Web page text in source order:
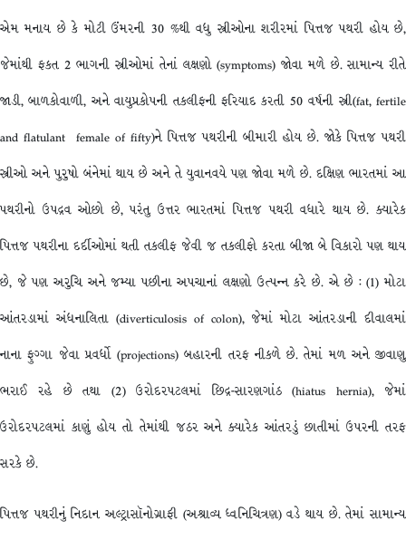
એમ મનાય છે કે મોટી ઉંમરની 30 %થી વધુ સ્ત્રીઓના શરીરમાં પિત્તજ પથરી હોય છે,
જેમાંથી ફકત 2 ભાગની સ્ત્રીઓમાં તેનાં લક્ષણો (symptoms) જોવા મળે છે. સામાન્ય રીતે
જાડી, બાળકોવાળી, અને વાયુપ્રકોપની તકલીફની ફરિયાદ કરતી 50 વર્ષની સ્ત્રી(fat, fertile
and flatulant female of fifty)ને પિત્તજ પથરીની બીમારી હોય છે. જોકે પિત્તજ પથરી
સ્ત્રીઓ અને પુરુષો બંનેમાં થાય છે અને તે યુવાનવયે પણ જોવા મળે છે. દક્ષિણ ભારતમાં આ
પથરીનો ઉપદ્રવ ઓછો છે, પરંતુ ઉત્તર ભારતમાં પિત્તજ પથરી વધારે થાય છે. ક્યારેક
પિત્તજ પથરીના દર્દીઓમાં થતી તકલીફ જેવી જ તકલીફો કરતા બીજા બે વિકારો પણ થાય
છે, જે પણ અરુચિ અને જમ્યા પછીના અપચાનાં લક્ષણો ઉત્પન્ન કરે છે. એ છે : (1) મોટા
આંતરડામાં અંધનાલિતા (diverticulosis of colon), જેમાં મોટા આંતરડાની દીવાલમાં
નાના ફુગ્ગા જેવા પ્રવર્ધો (projections) બહારની તરફ નીકળે છે. તેમાં મળ અને જીવાણુ
ભરાઈ રહે છે તથા (2) ઉરોદરપટલમાં છિદ્ર-સારણગાંઠ (hiatus hernia), જેમાં
ઉરોદરપટલમાં કાણું હોય તો તેમાંથી જઠર અને ક્યારેક આંતરડું છાતીમાં ઉપરની તરફ
સરકે છે.
પિત્તજ પથરીનું નિદાન અલ્ટ્રાસૉનોગ્રાફી (અશ્રાવ્ય ધ્વનિચિત્રણ) વડે થાય છે. તેમાં સામાન્ય